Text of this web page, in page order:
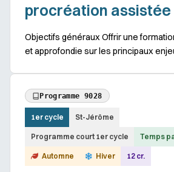
procréation assistée
Objectifs généraux Offrir une
et approfondie sur les principaux
Programme 9028
1er cycle St-Jérôme
Programme court 1er cycle Temps
Automne Hiver 12 cr.